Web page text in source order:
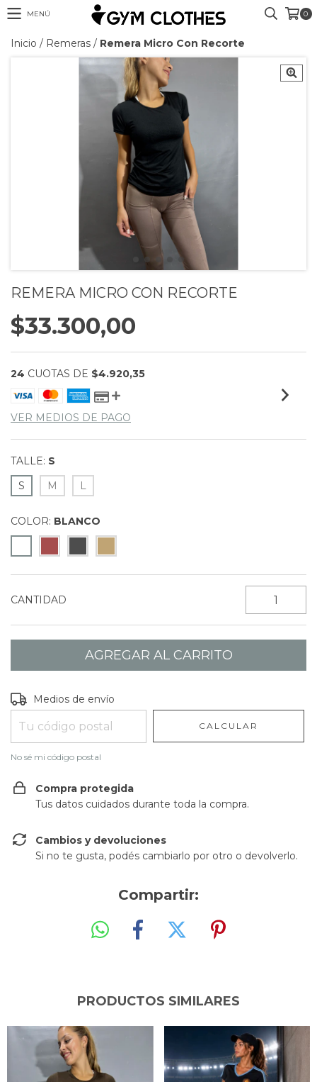
MENÚ 0
Inicio / Remeras / Remera Micro Con Recorte
REMERA MICRO CON RECORTE
$33.300,00
24 CUOTAS DE $4.920,35
VER MEDIOS DE PAGO
TALLE: S
S
M L
COLOR: BLANCO
CANTIDAD
Entregas para el CP:
Medios de envío
CALCULAR
No sé mi código postal
Compra protegida
Tus datos cuidados durante toda la compra.
Cambios y devoluciones
Si no te gusta, podés cambiarlo por otro o devolverlo.
Compartir:
PRODUCTOS SIMILARES